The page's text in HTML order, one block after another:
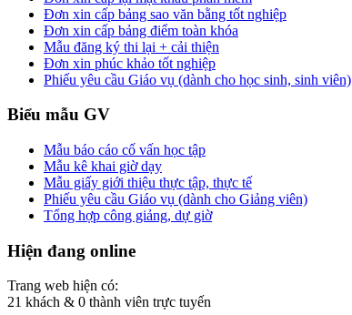
Đơn xin cấp bảng sao văn bằng tốt nghiệp
Đơn xin cấp bảng điểm toàn khóa
Mẫu đăng ký thi lại + cải thiện
Đơn xin phúc khảo tốt nghiệp
Phiếu yêu cầu Giáo vụ (dành cho học sinh, sinh viên)
Biểu mẫu GV
Mẫu báo cáo cố vấn học tập
Mẫu kê khai giờ dạy
Mẫu giấy giới thiệu thực tập, thực tế
Phiếu yêu cầu Giáo vụ (dành cho Giảng viên)
Tổng hợp công giảng, dự giờ
Hiện đang online
Trang web hiện có:
21 khách & 0 thành viên trực tuyến